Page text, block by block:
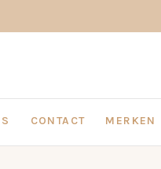
CONTACT MERKEN